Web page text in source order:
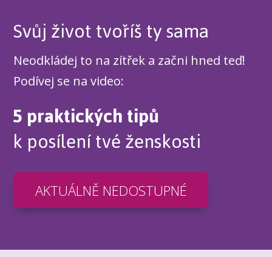
Svůj život tvoříš ty sama
Neodkládej to na zítřek a začni hned teď!
Podívej se na video:
5 praktických tipů
k posílení tvé ženskosti
AKTUÁLNĚ NEDOSTUPNÉ